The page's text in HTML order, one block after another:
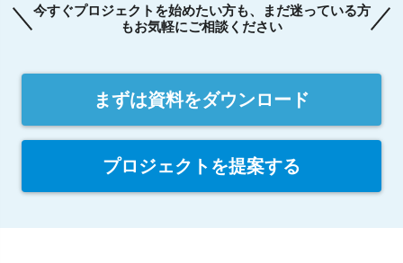
今すぐプロジェクトを始めたい方も、まだ迷っている方
もお気軽にご相談ください
まずは資料をダウンロード
プロジェクトを提案する